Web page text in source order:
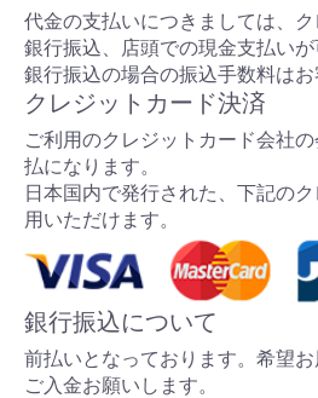
代金の支払いにつきましては、ク
銀行振込、店頭での現金支払いが
銀行振込の場合の振込手数料はお
クレジットカード決済
ご利用のクレジットカード会社
払になります。
日本国内で発行された、下記の
用いただけます。
銀行振込について
前払いとなっております。希望
ご入金お願いします。